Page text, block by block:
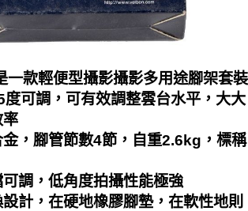
款輕便型攝影攝影多用途腳架套裝
度可調，可有效調整雲台水平，大大
率
，腳管節數4節，自重2.6kg，標稱
調，低角度拍攝性能極強
計，在硬地橡膠腳墊，在軟性地則